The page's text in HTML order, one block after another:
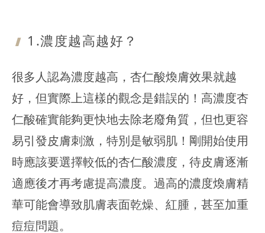
1.濃度越高越好？
很多人認為濃度越高，杏仁酸煥膚效果就越
好，但實際上這樣的觀念是錯誤的！高濃度杏
仁酸確實能夠更快地去除老廢角質，但也更容
易引發皮膚刺激，特別是敏弱肌！剛開始使用
時應該要選擇較低的杏仁酸濃度，待皮膚逐漸
適應後才再考慮提高濃度。過高的濃度煥膚精
華可能會導致肌膚表面乾燥、紅腫，甚至加重
痘痘問題。